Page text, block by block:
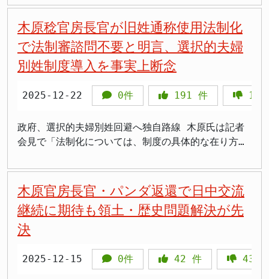
されることで、詐欺の信憑性が高まり、被害者が増加
する危険性が指摘されています。特に高齢者層では、
投資詐欺への誘導やロマンス詐欺への接触といった、
より限定的なターゲットを狙ったソーシャルエンジニ
アリング的手法が目立っており、注意が必要です。
個人ができる対策と今後の課題 専門家は、SNS広告
や動画の真偽を安易に信じないこと、広告内の著名人
が公式アカウントかを確認することが重要だと指摘し
ています。少しでも不自然であれば拡散せず、プラッ
ます。 ディープフェイク技術は日々進化しており、
一般の人が本物と偽物を見分けることはますます困難
になっています。政府は今後もこうした悪質な詐欺動
画が出現する可能性があるとして、国民に対して継続
的な注意喚起を行う方針です。 フィードバックボタ
ーム事業者への規制強化につながる重要な行動となり
しかし、今回の疑惑により前提となっていた地震想定
そのものの妥当性が揺らぐこととなりました。過小評
価が事実として確認されれば、これまでの審査プロセ
スは白紙に戻る可能性もあり、再稼働のスケジュール
には大幅な遅れが生じることが避けられません。 社
内で問題視する声も不正継続 中部電力によると、以
前から社内で問題視する声が上がっていたものの、そ
ます。ただし、社内で告発があった際の対応や不正報
告をなぜ継続したのかについては確認できておらず、
岡県御前崎市の住民からも怒りの声が上がっていま
す。再稼働に賛成の立場だった70代男性は、安全審査
に真摯に取り組んでいると評価していたが、改ざんと
受け止められても仕方がないと失望を表明しました。
再稼働に反対する市民団体の代表は、基準地震動は安
っているのかと憤りを示しています。
めており、旧姓の通称使用では根本的な解決にならな
いとの立場です。 芳野氏は2025年10月23日の記者
会見で、高市首相氏について連合とは少し違った考え
方だと指摘し、政策要請でしっかり伝えたいと強調し
ました。また、高市内閣での女性閣僚起用が2人にと
どまったことにも失望感を示しています。 国民民主
苦しい状況にあります。自民党と日本維新の会による
連立政権ですが、維新は閣外協力で半身の構えをとっ
大が有力な選択肢です。 高市氏と国民民主の玉木雄
一郎代表氏は2025年12月18日に会談し、所得税の年
収の壁の178万円への引き上げなどで合意しました。
国民民主は合意に含まれた項目を自公政権との連携に
向けた試金石と位置づけ、実現後の連立入りに含みを
である連合は、両党が与野党に分かれることは到底容
承知しているとしながらも、「その報道の逐一につい
てコメントすることは差し控える」と述べました。そ
の上で「沖縄の帰属を巡る中国メディアの報道にコメ
ントをする必要はない」と明確に述べ、その理由を
「沖縄は我が国の領土であるということには何ら疑い
な情報工作の実態 中国国内では2023年以降、「琉球
は中国に属し、日本に属してはいない」「ポツダム宣
言によると、琉球は中国の領土だ」といった中国語付
きの動画がSNS上で広く拡散されています。人工知能
民日報系列である環球時報は、1879年の琉球処分に
ついて「日本軍が琉球併合を強行した」とする記事を
掲載しました。2025年には、高市早苗首相の台湾有
事に関する発言を受けて、中国の国際問題学者が「琉
球地位未定論」を提示し、琉球独立支援を対日反制策
として主張する動きも出ています。 背景には、2023
力を着実に高めていることが指摘された。特に注目さ
れるのは、2027年末という具体的な時期を示した点
だ。この時期は中国共産党創立100周年の節目とも重
なり、政治的な意味合いも含まれていると専門家は分
析している。 中国の軍事費増大と透明性の欠如 木原
した。「中国は国防費を継続的に高い水準で増加さ
せ、十分な透明性を欠いたまま、核・ミサイル戦力を
含む軍事力を広範かつ急速に増強させている」と指摘
し、中国の軍事拡張が周辺国にとって大きな脅威とな
35兆円、2025年12月25日時点の為替レート換算）に
達している。しかし、実際の軍事支出はこれを大きく
上回るとの見方が強い。軍事研究開発費や武器調達費
の一部が公表予算に含まれていないとの指摘もあり、
透明性の欠如が国際社会の懸念材料となっている。
>「中国が台湾に侵攻したら日本も巻き込まれるよ
木原稔官房長官が旧姓通称使用法制化
で法制審諮問不要と明言、選択的夫婦
別姓制度導入を事実上断念
2025-12-22 0件 191 件 187
政府、選択的夫婦別姓回避へ独自路線 木原氏は記者
会見で「法制化については、制度の具体的な在り方に
関する制度の見直しを前提とするものではない」と述
べました。この発言は、政府が1996年に法制審議会
が答申した選択的夫婦別姓制度の導入を避け、独自の
路線を歩む意図を明確にしています。 法制審議会は
1996年、選択的夫婦別姓制度の導入を盛り込んだ民
失っていません。しかし政府は今回、その答申とは異
なる方向性で旧姓使用の法制化を進める方針を示しま
木原官房長官・パンダ返還で日中交流
継続に期待も領土・歴史問題解決が先
決
2025-12-15 0件 42 件 43